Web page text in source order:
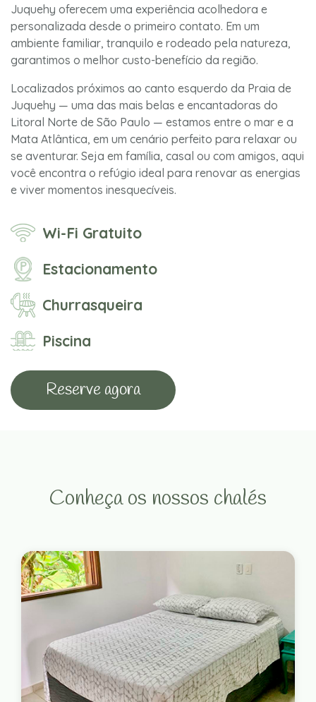
Juquehy oferecem uma experiência acolhedora e
personalizada desde o primeiro contato. Em um
ambiente familiar, tranquilo e rodeado pela natureza,
garantimos o melhor custo-benefício da região.
Localizados próximos ao canto esquerdo da Praia de
Juquehy — uma das mais belas e encantadoras do
Litoral Norte de São Paulo — estamos entre o mar e a
Mata Atlântica, em um cenário perfeito para relaxar ou
se aventurar. Seja em família, casal ou com amigos, aqui
você encontra o refúgio ideal para renovar as energias
e viver momentos inesquecíveis.
Wi-Fi Gratuito
Estacionamento
Churrasqueira
Piscina
Reserve agora
Conheça os nossos chalés